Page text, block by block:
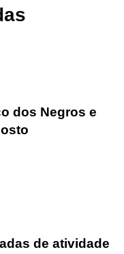
dos Negros e
de atividade